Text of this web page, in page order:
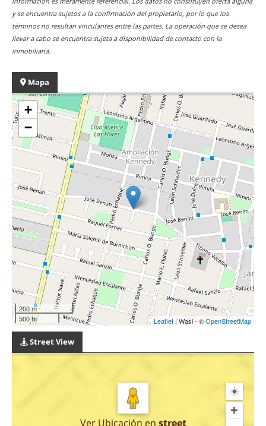
y se encuentra sujetos a la confirmación del propietario, por lo que los
términos no resultan vinculantes entre las partes. La operación que se desea
llevar a cabo se encuentra sujeta a disponibilidad de contacto con la
inmobiliaria.
Mapa
+
−
200 m
500 ft
Leaflet | Wasi - ©OpenStreetMap
Street View
Ver Ubicación en street